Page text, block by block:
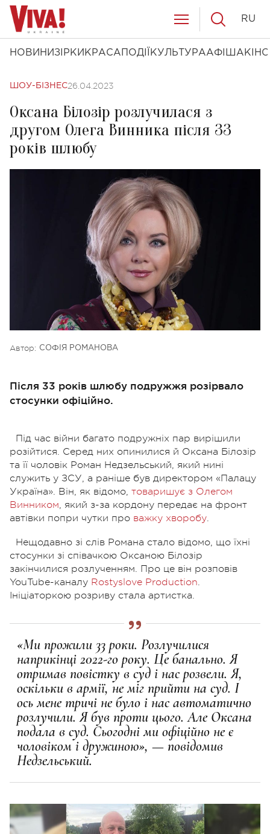
НОВИНИ ЗІРКИ КРАСА ПОДІЇ КУЛЬТУРААФІША КІНО
RU
ШОУ-БІЗНЕС26.04.2023
Оксана Білозір розлучилася з
другом Олега Винника після 33
років шлюбу
Автор: СОФІЯ РОМАНОВА
Після 33 років шлюбу подружжя розірвало
стосунки офіційно.
Під час війни багато подружніх пар вирішили
розійтися. Серед них опинилися й Оксана Білозір
та її чоловік Роман Недзельський, який нині
служить у ЗСУ, а раніше був директором «Палацу
Україна». Він, як відомо, товаришує з Олегом
Винником, який з-за кордону передає на фронт
автівки попри чутки про важку хворобу.
Нещодавно зі слів Романа стало відомо, що їхні
стосунки зі співачкою Оксаною Білозір
закінчилися розлученням. Про це він розповів
YouTube-каналу Rostyslove Production.
Ініціаторкою розриву стала артистка.
«Ми прожили 33 роки. Розлучилися
наприкінці 2022-го року. Це банально. Я
отримав повістку в суд і нас розвели. Я,
оскільки в армії, не міг прийти на суд. І
ось мене тричі не було і нас автоматично
розлучили. Я був проти цього. Але Оксана
подала в суд. Сьогодні ми офіційно не є
чоловіком і дружиною», — повідомив
Недзельський.